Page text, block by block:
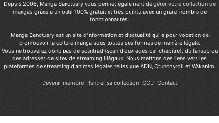
Depuis 2006, Manga Sanctuary vous permet également de gérer votre collection de
mangas grâce à un outil 100% gratuit et très pointu avec un grand nombre de
fonctionnalités.
Manga Sanctuary est un site d'information et d'actualité qui a pour vocation de
promouvoir la culture manga sous toutes ses formes de manière légale.
Vous ne trouverez donc pas de scantrad (scan d'ouvrages par chapitre), du fansub ou
des adresses de sites de streaming illégaux. Nous mettons des liens vers les
plateformes de streaming d'animes légales telles que ADN, Crunchyroll et Wakanim.
Devenir membre Rentrer sa collection CGU Contact